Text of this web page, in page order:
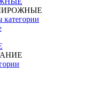
категории